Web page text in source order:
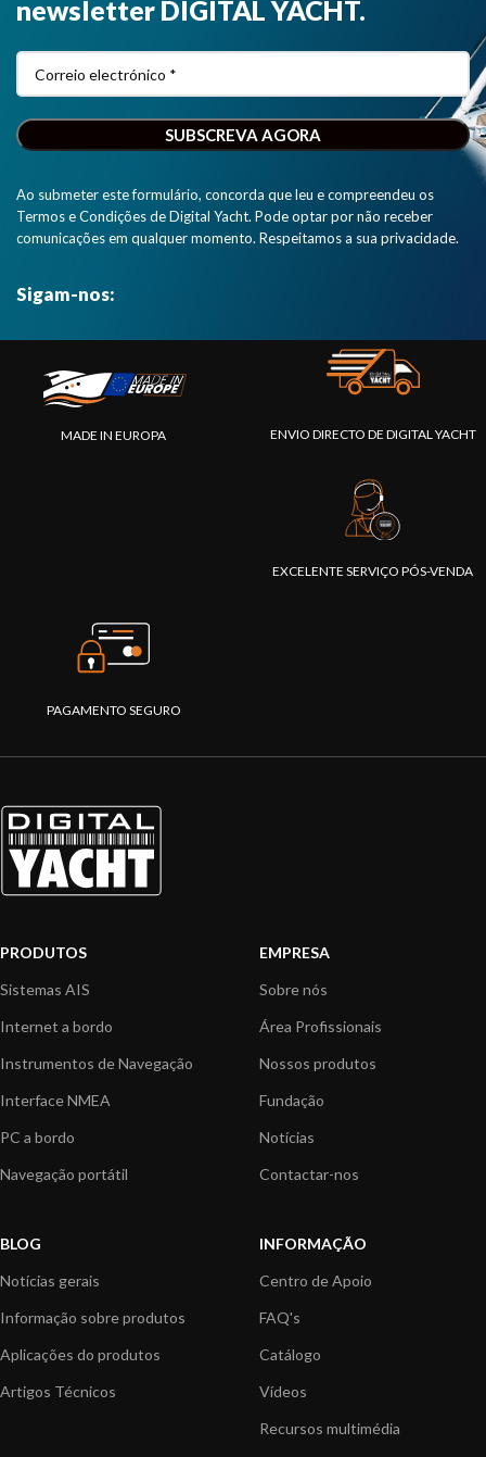
newsletter DIGITAL YACHT.
Ao submeter este formulário, concorda que leu e compreendeu os
Termos e Condições de Digital Yacht. Pode optar por não receber
comunicações em qualquer momento. Respeitamos a sua privacidade.
Sigam-nos:
MADE IN EUROPA ENVIO DIRECTO DE DIGITAL YACHT
EXCELENTE SERVIÇO PÓS-VENDA
PAGAMENTO SEGURO
PRODUTOS
Sistemas AIS
Internet a bordo
Instrumentos de Navegação
Interface NMEA
PC a bordo
Navegação portátil
EMPRESA
Sobre nós
Área Profissionais
Nossos produtos
Fundação
Notícias
Contactar-nos
BLOG
Notícias gerais
Informação sobre produtos
Aplicações do produtos
Artigos Técnicos
INFORMAÇÃO
Centro de Apoio
FAQ's
Catálogo
Vídeos
Recursos multimédia